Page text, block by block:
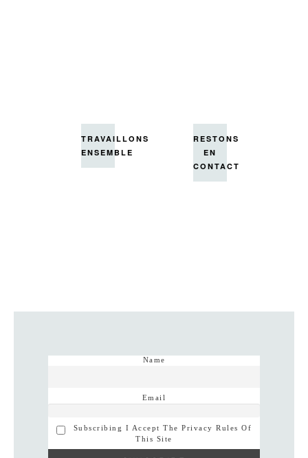
TRAVAILLONS
ENSEMBLE
RESTONS
EN
CONTACT
Name
Email
Subscribing I Accept The Privacy Rules Of
This Site